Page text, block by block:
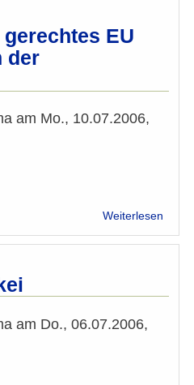
EU
der
am Mo., 10.07.2006,
Weiterlesen
Für
EU
am Do., 06.07.2006,